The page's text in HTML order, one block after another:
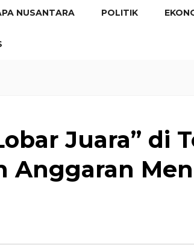
NUSANTARA POLITIK
Juara” di
Anggaran